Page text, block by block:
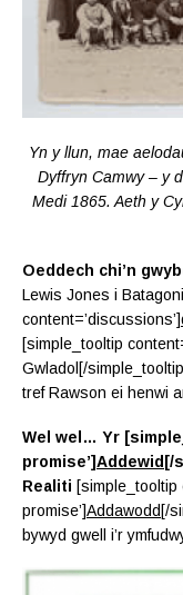
Yn y llun, mae
Dyffryn Camwy – y
Medi 1865.Aeth y
Oeddech chi’n
Lewis Jones i
content=’discussions’]
[simple_tooltip
Gwladol[/
tref Rawson ei henwi
Wel wel… Yr
promise’]Addewid [/
Realiti [simple_tooltip
promise’]Addawodd [/
bywyd gwell i’r